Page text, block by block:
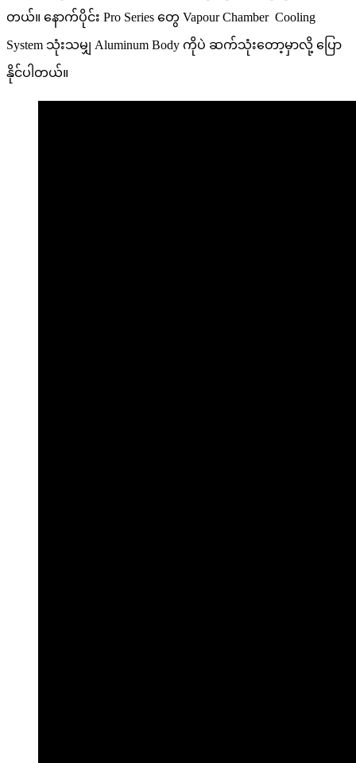
တယ်။ နောက်ပိုင်း Pro Series တွေ Vapour Chamber Cooling
System သုံးသမျှ Aluminum Body ကိုပဲ ဆက်သုံးတော့မှာလို့ ပြော
နိုင်ပါတယ်။